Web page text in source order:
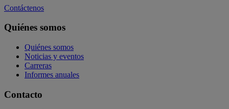
Contáctenos
Quiénes somos
Quiénes somos
Noticias y eventos
Carreras
Informes anuales
Contacto